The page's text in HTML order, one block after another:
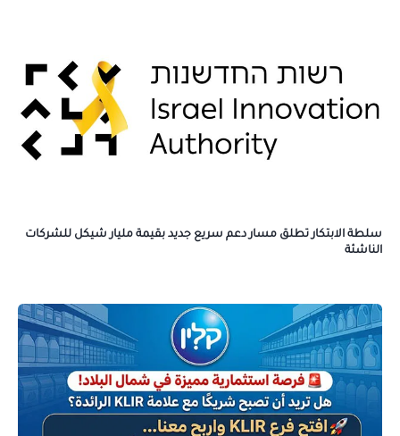
سلطة الابتكار تطلق مسار دعم سريع جديد بقيمة مليار شيكل للشركات
الناشئة